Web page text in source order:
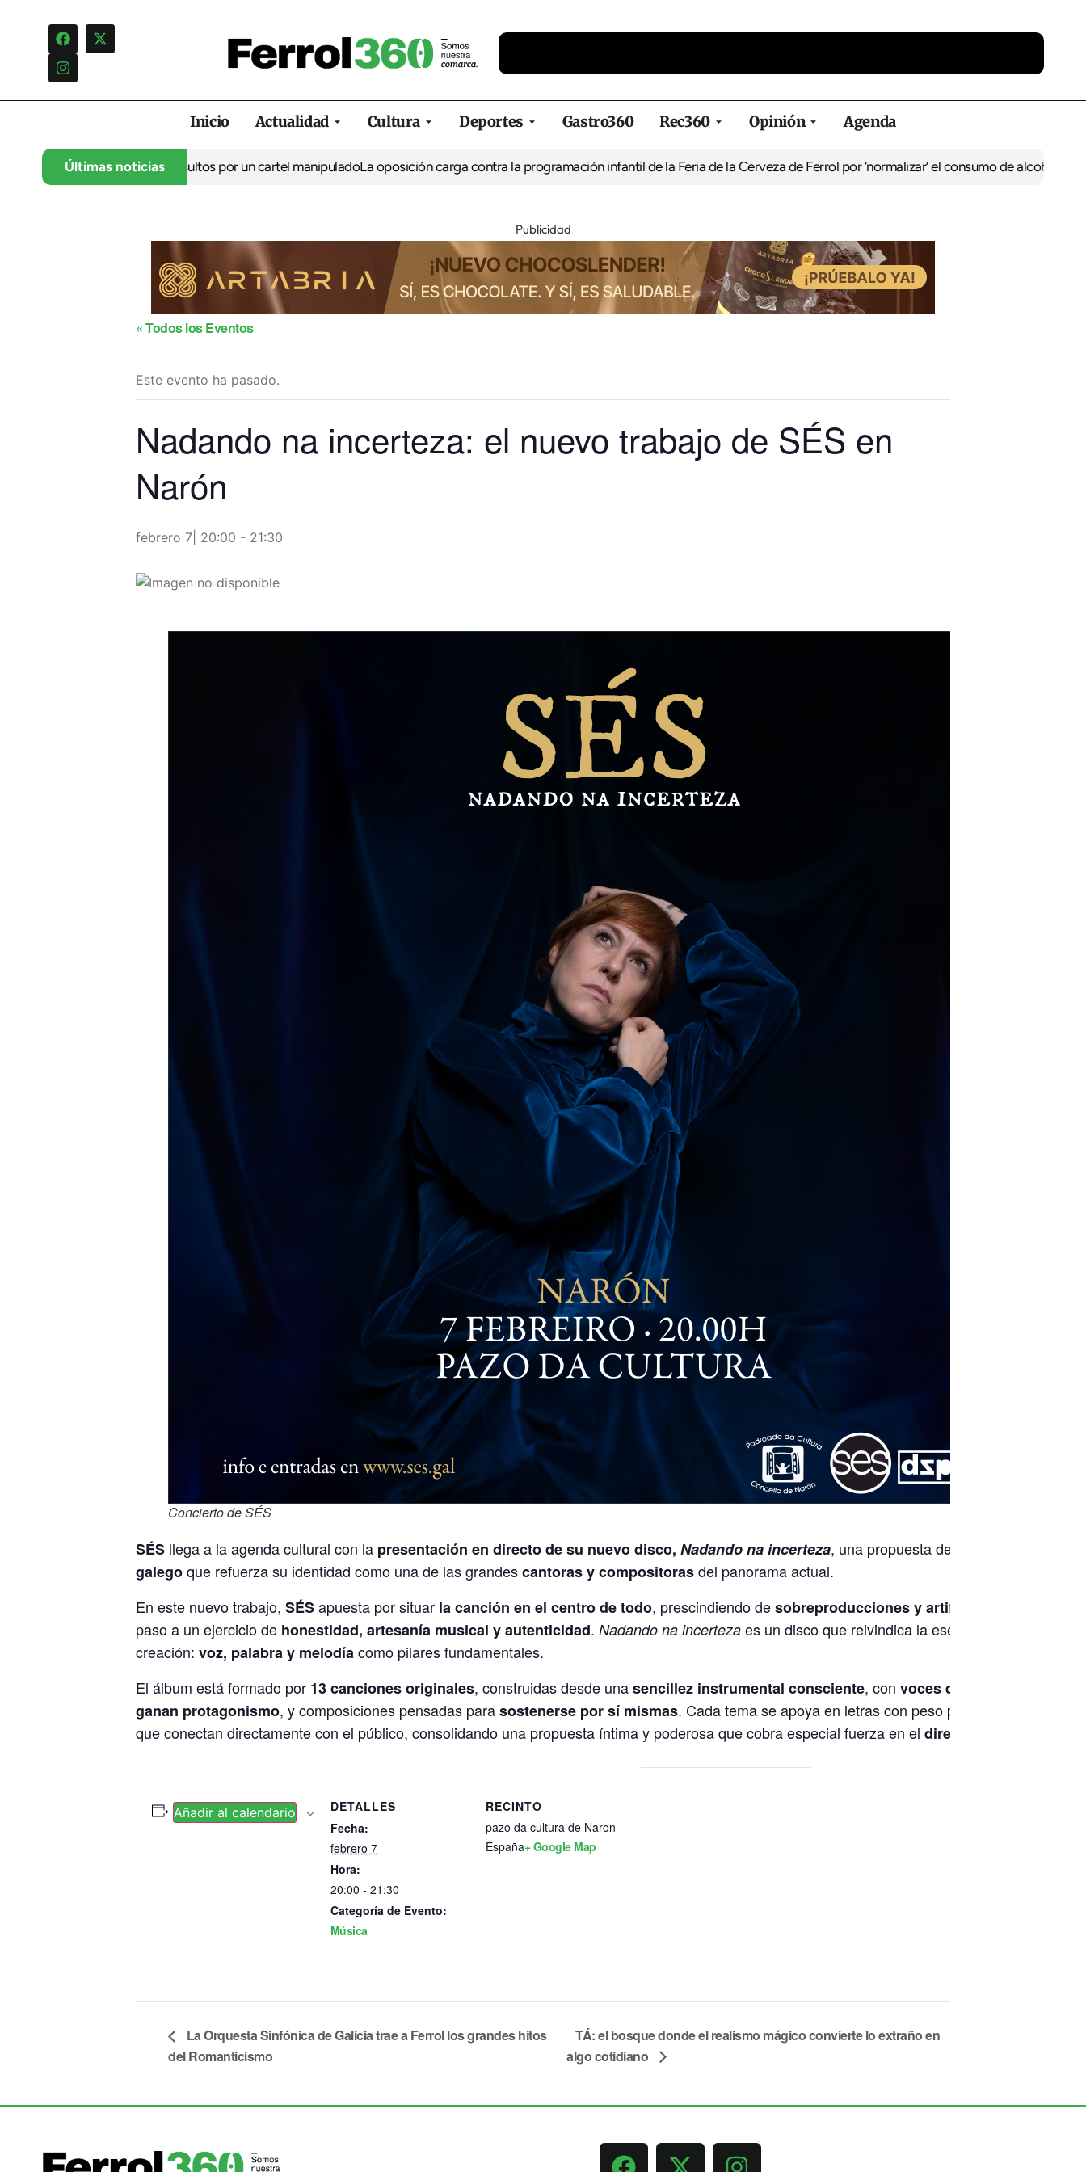
Inicio Actualidad Cultura Deportes Gastro360 Rec360 Opinión Agenda
Últimas noticias
una campaña de insultos por un cartel manipuladoLa oposición carga contra la programación infantil de la Feria de la Cerveza de Ferrol por ‘normalizar’ el consumo de alcoholDe Perlío a
Publicidad
« Todos los Eventos
Este evento ha pasado.
Nadando na incerteza: el nuevo trabajo de SÉS en
Narón
febrero 7| 20:00 - 21:30
Concierto de SÉS
SÉS llega a la agenda cultural con la presentación en directo de su nuevo disco, Nadando na incerteza, una propuesta de
galegoque refuerza su identidad como una de las grandescantoras y compositorasdel panorama actual.
En este nuevo trabajo, SÉSapuesta por situar la canción en el centro de todo, prescindiendo desobreproducciones y artificios
paso a un ejercicio de honestidad, artesanía musical y autenticidad. Nadando na incerteza es un disco que reivindica la esencia de la
creación: voz, palabra y melodíacomo pilares fundamentales.
El álbum está formado por 13 canciones originales, construidas desde unasencillez instrumental consciente, con voces que respiran y
ganan protagonismo, y composiciones pensadas parasostenerse por sí mismas. Cada tema se apoya en letras con peso propio y melodías
que conectan directamente con el público, consolidando una propuesta íntima y poderosa que cobra especial fuerza en el directo
Añadir al calendario
DETALLES
Fecha:
febrero 7
Hora:
20:00 - 21:30
Categoría de Evento:
Música
RECINTO
pazo da cultura de Naron
España+ Google Map
La Orquesta Sinfónica de Galicia trae a Ferrol los grandes hitos
del Romanticismo
TÁ: el bosque donde el realismo mágico convierte lo extraño en
algo cotidiano